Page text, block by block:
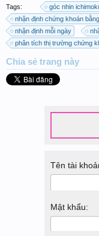
Tags: góc nhin
nhận định chứng khoán
nhận định mỗi ngày
phân tích thị trường chứng
Chia sẻ trang này
Tên tài
Mật khẩu: